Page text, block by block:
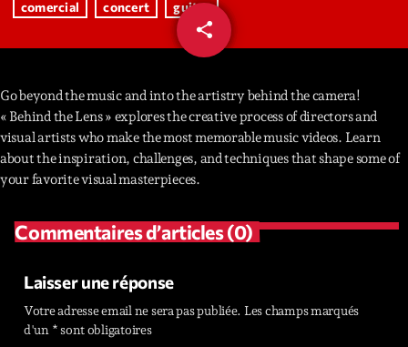
Featured
Events
Concerts
Blog keyboard_arrow_down
Blog Masonry
Blog Sidebar
Podcasts
Promote
Contacts
comercial concert guitar
share
email
Go beyond the music and into the artistry behind the camera!
« Behind the Lens » explores the creative process of directors and
visual artists who make the most memorable music videos. Learn
about the inspiration, challenges, and techniques that shape some of
your favorite visual masterpieces.
Commentaires d’articles (0)
Laisser une réponse
Votre adresse email ne sera pas publiée. Les champs marqués
d'un * sont obligatoires